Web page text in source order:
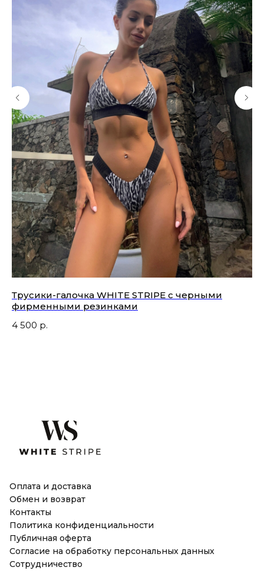
Трусики-галочка WHITE STRIPE с черными
фирменными резинками
4 500 р.
Оплата и доставка
Обмен и возврат
Контакты
Политика конфиденциальности
Публичная оферта
Согласие на обработку персональных данных
Сотрудничество